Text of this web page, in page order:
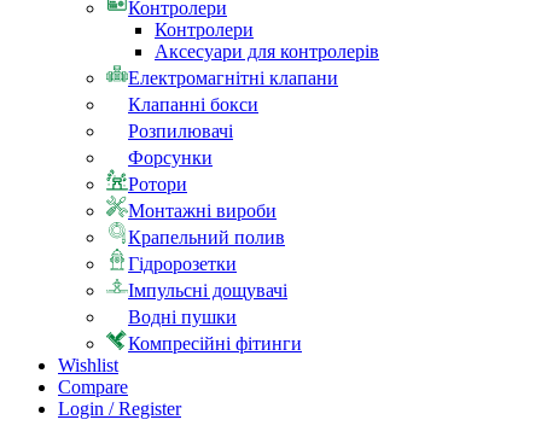
Контролери
Контролери
Аксесуари для контролерів
Електромагнітні клапани
Клапанні бокси
Розпилювачі
Форсунки
Ротори
Монтажні вироби
Крапельний полив
Гідророзетки
Імпульсні дощувачі
Водні пушки
Компресійні фітинги
Wishlist
Compare
Login / Register